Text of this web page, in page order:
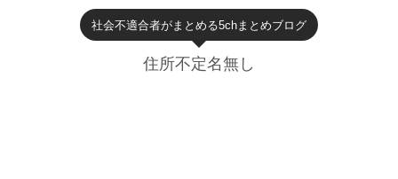
社会不適合者がまとめる5chまとめブログ
住所不定名無し